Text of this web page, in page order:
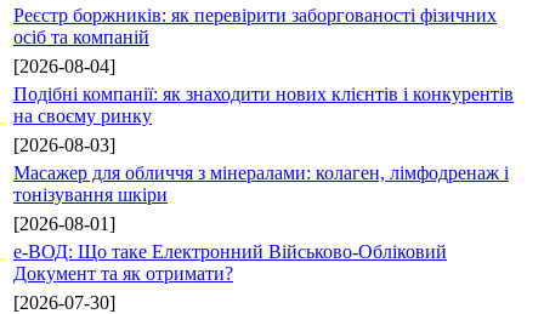
Реєстр боржників: як перевірити заборгованості фізичних
осіб та компаній
[2026-08-04]
Подібні компанії: як знаходити нових клієнтів і конкурентів
на своєму ринку
[2026-08-03]
Масажер для обличчя з мінералами: колаген, лімфодренаж і
тонізування шкіри
[2026-08-01]
е-ВОД: Що таке Електронний Військово-Обліковий
Документ та як отримати?
[2026-07-30]